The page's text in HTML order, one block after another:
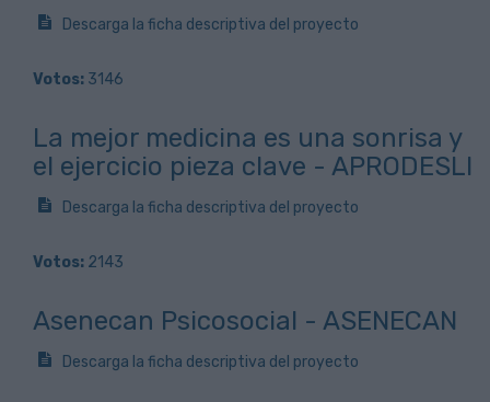
Descarga la ficha descriptiva del proyecto
Votos: 3146
La mejor medicina es una sonrisa y
el ejercicio pieza clave - APRODESLI
Descarga la ficha descriptiva del proyecto
Votos: 2143
Asenecan Psicosocial - ASENECAN
Descarga la ficha descriptiva del proyecto